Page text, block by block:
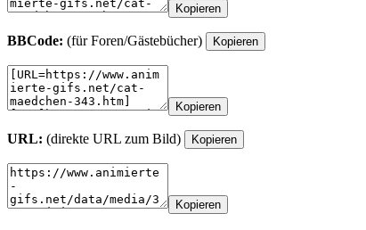
Kopieren
BBCode: (für Foren/Gästebücher) Kopieren
Kopieren
URL: (direkte URL zum Bild) Kopieren
Kopieren